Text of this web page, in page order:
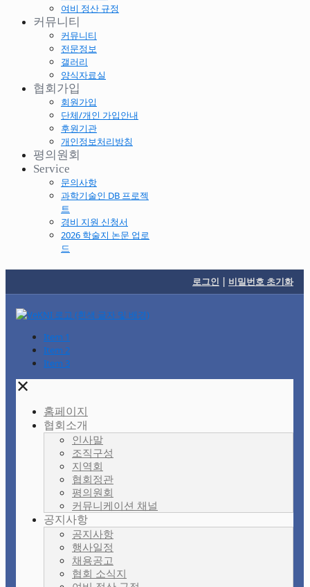
여비 정산 규정
커뮤니티
커뮤니티
전문정보
갤러리
양식자료실
협회가입
회원가입
단체/개인 가입안내
후원기관
개인정보처리방침
평의원회
Service
문의사항
과학기술인 DB 프로젝
트
경비 지원 신청서
2026 학술지 논문 업로
드
로그인 | 비밀번호 초기화
Item 1
Item 2
Item 3
✕
홈페이지
협회소개
인사말
조직구성
지역회
협회정관
평의원회
커뮤니케이션 채널
공지사항
공지사항
행사일정
채용공고
협회 소식지